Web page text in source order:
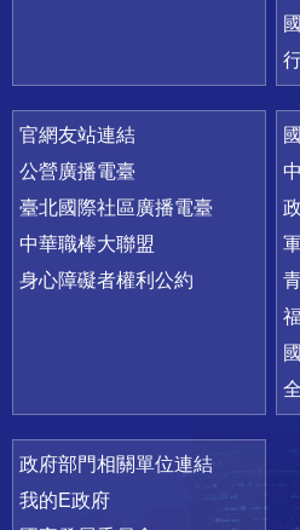
官網友站連結
公營廣播電臺
臺北國際社區廣播電臺
中華職棒大聯盟
身心障礙者權利公約
政府部門相關單位連結
我的E政府